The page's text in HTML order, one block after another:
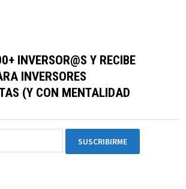
INVERSOR@S Y RECIBE
INVERSORES
(Y CON MENTALIDAD